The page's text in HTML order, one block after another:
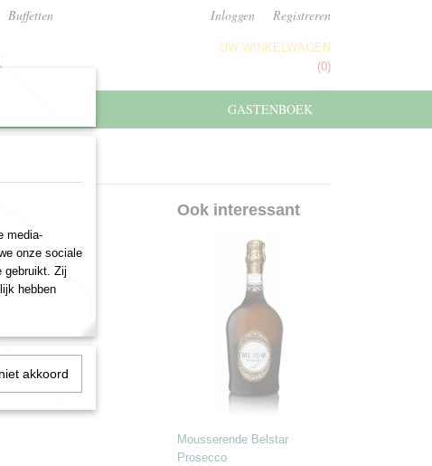
Buffetten Inloggen Registreren
UW WINKELWAGEN
(0)
GASTENBOEK
Ook interessant
Mousserende Belstar
Prosecco
media-
onze sociale
gebruikt. Zij
hebben
akkoord